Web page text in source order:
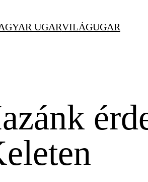
UGARVILÁGUGAR